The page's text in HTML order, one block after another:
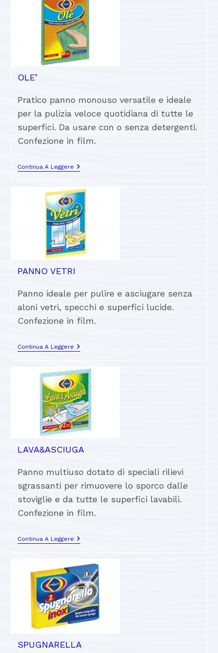
OLE’
Pratico panno monouso versatile e ideale
per la pulizia veloce quotidiana di tutte le
superfici. Da usare con o senza detergenti.
Confezione in film.
Continua A Leggere
PANNO VETRI
Panno ideale per pulire e asciugare senza
aloni vetri, specchi e superfici lucide.
Confezione in film.
Continua A Leggere
LAVA&ASCIUGA
Panno multiuso dotato di speciali rilievi
sgrassanti per rimuovere lo sporco dalle
stoviglie e da tutte le superfici lavabili.
Confezione in film.
Continua A Leggere
SPUGNARELLA